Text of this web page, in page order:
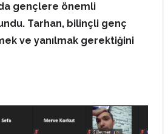
gençlere önemli
Tarhan, bilinçli genç
ve yanılmak gerektiğini